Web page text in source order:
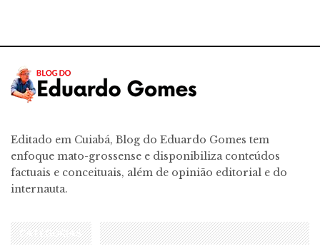
Editado em Cuiabá, Blog do Eduardo Gomes tem
enfoque mato-grossense e disponibiliza conteúdos
factuais e conceituais, além de opinião editorial e do
internauta.
CATEGORIAS